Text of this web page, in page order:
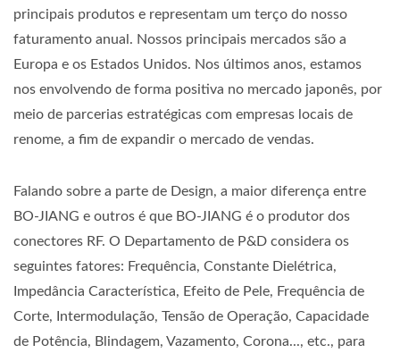
principais produtos e representam um terço do nosso
faturamento anual. Nossos principais mercados são a
Europa e os Estados Unidos. Nos últimos anos, estamos
nos envolvendo de forma positiva no mercado japonês, por
meio de parcerias estratégicas com empresas locais de
renome, a fim de expandir o mercado de vendas.
Falando sobre a parte de Design, a maior diferença entre
BO-JIANG e outros é que BO-JIANG é o produtor dos
conectores RF. O Departamento de P&D considera os
seguintes fatores: Frequência, Constante Dielétrica,
Impedância Característica, Efeito de Pele, Frequência de
Corte, Intermodulação, Tensão de Operação, Capacidade
de Potência, Blindagem, Vazamento, Corona..., etc., para